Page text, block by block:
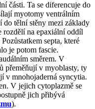
části. Ta se diferencuje do
myotomy ventrálním
do tělní stěny mezi základy
rozdělí na epaxiální oddíl
septa, které
je potom fascie.
směrem. V
přeměňují v myoblasty, ty
v mnohojaderná syncytia.
V jejich cytoplazmě se
jich přibývá
).